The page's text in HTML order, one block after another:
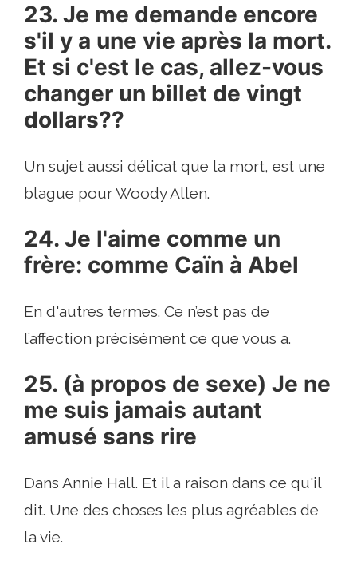
23. Je me demande encore
s'il y a une vie après la mort.
Et si c'est le cas, allez-vous
changer un billet de vingt
dollars??
Un sujet aussi délicat que la mort, est une
blague pour Woody Allen.
24. Je l'aime comme un
frère: comme Caïn à Abel
En d'autres termes. Ce n’est pas de
l’affection précisément ce que vous a.
25. (à propos de sexe) Je ne
me suis jamais autant
amusé sans rire
Dans Annie Hall. Et il a raison dans ce qu'il
dit. Une des choses les plus agréables de
la vie.